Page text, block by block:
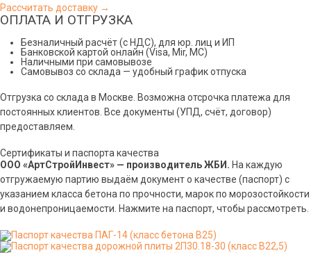
Рассчитать доставку →
ОПЛАТА И ОТГРУЗКА
Безналичный расчёт (с НДС), для юр. лиц и ИП
Банковской картой онлайн (Visa, Mir, МС)
Наличными при самовывозе
Самовывоз со склада — удобный график отпуска
Отгрузка со склада в Москве. Возможна отсрочка платежа для
постоянных клиентов. Все документы (УПД, счёт, договор)
предоставляем.
Сертификаты и паспорта качества
ООО «АртСтройИнвест» — производитель ЖБИ. На каждую
отгружаемую партию выдаём документ о качестве (паспорт) с
указанием класса бетона по прочности, марок по морозостойкости
и водонепроницаемости. Нажмите на паспорт, чтобы рассмотреть.